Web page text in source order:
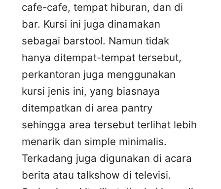
cafe-cafe, tempat hiburan, dan di
bar. Kursi ini juga dinamakan
sebagai barstool. Namun tidak
hanya ditempat-tempat tersebut,
perkantoran juga menggunakan
kursi jenis ini, yang biasnaya
ditempatkan di area pantry
sehingga area tersebut terlihat lebih
menarik dan simple minimalis.
Terkadang juga digunakan di acara
berita atau talkshow di televisi.